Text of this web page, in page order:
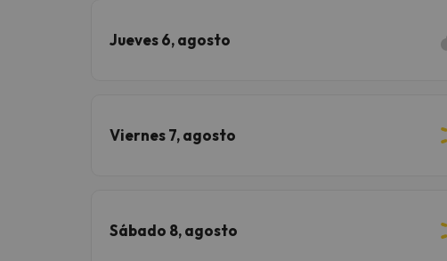
Jueves 6, agosto
Viernes 7, agosto
Sábado 8, agosto